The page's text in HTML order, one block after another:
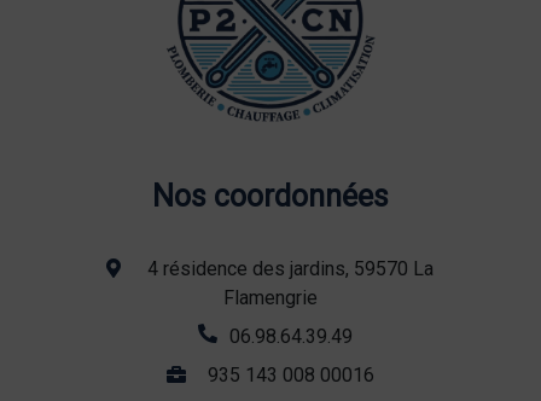
Nos coordonnées
4 résidence des jardins, 59570 La
Flamengrie
06.98.64.39.49
935 143 008 00016